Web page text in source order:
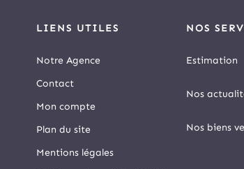
LIENS UTILES
Notre Agence
Contact
Mon compte
Plan du site
Mentions légales
NOS
Estimation
Nos
Nos biens